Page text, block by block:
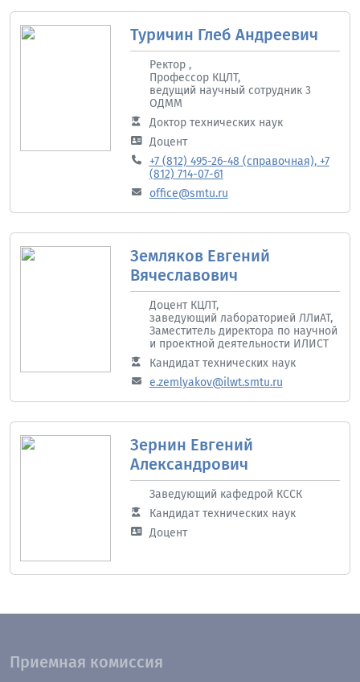
Туричин Глеб Андреевич
Ректор ,
Профессор КЦЛТ,
ведущий научный сотрудник 3
ОДММ
Доктор технических наук
Доцент
+7 (812) 495-26-48 (справочная), +7
(812) 714-07-61
office@smtu.ru
Земляков Евгений
Вячеславович
Доцент КЦЛТ,
заведующий лабораторией ЛЛиАТ,
Заместитель директора по научной
и проектной деятельности ИЛИСТ
Кандидат технических наук
e.zemlyakov@ilwt.smtu.ru
Зернин Евгений
Александрович
Заведующий кафедрой КССК
Кандидат технических наук
Доцент
Приемная комиссия